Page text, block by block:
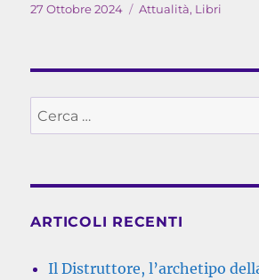
Pubblicato
27 Ottobre 2024 Categorie
Attualità, Libri
Cerca:
ARTICOLI RECENTI
Il Distruttore, l’archetipo